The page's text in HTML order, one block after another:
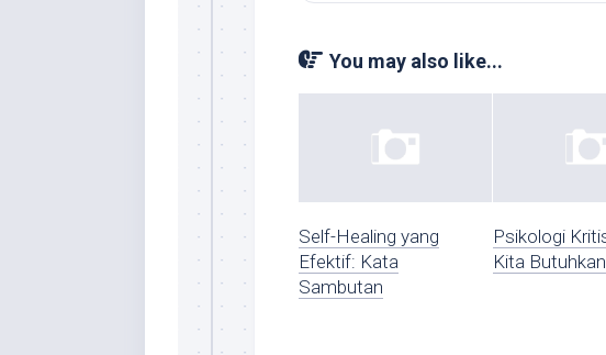
You may also like...
Self-Healing yang
Efektif: Kata
Sambutan
Psikologi
Kita Butuhkan